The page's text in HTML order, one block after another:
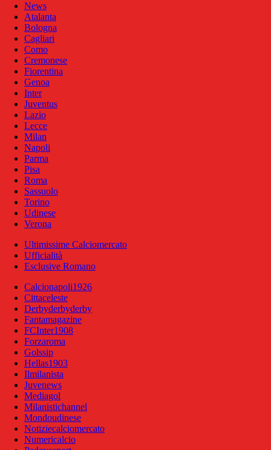
News
Atalanta
Bologna
Cagliari
Como
Cremonese
Fiorentina
Genoa
Inter
Juventus
Lazio
Lecce
Milan
Napoli
Parma
Pisa
Roma
Sassuolo
Torino
Udinese
Verona
Ultimissime Calciomercato
Ufficialità
Esclusive Romano
Calcionapoli1926
Cittaceleste
Derbyderbyderby
Fantamagazine
FCInter1908
Forzaroma
Golssip
Hellas1903
Ilmilanista
Juvenews
Mediagol
Milanistichannel
Mondoudinese
Notiziecalciomercato
Numericalcio